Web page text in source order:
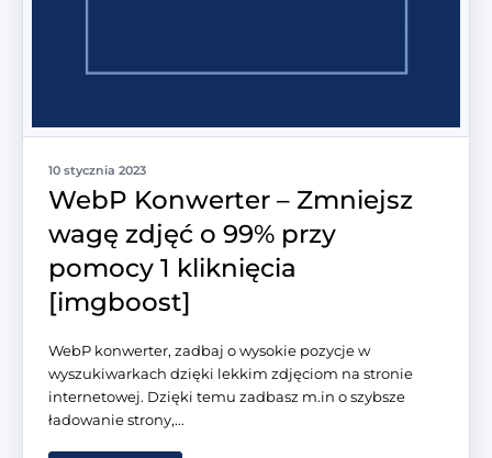
10 stycznia 2023
WebP Konwerter – Zmniejsz
wagę zdjęć o 99% przy
pomocy 1 kliknięcia
[imgboost]
WebP konwerter, zadbaj o wysokie pozycje w
wyszukiwarkach dzięki lekkim zdjęciom na stronie
internetowej. Dzięki temu zadbasz m.in o szybsze
ładowanie strony,...